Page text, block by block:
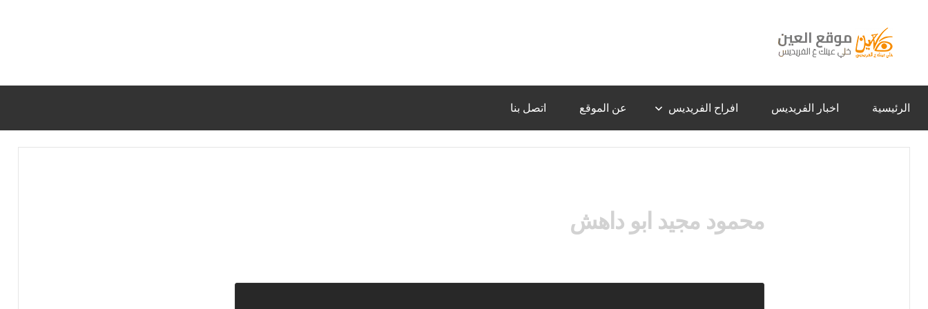
المحتوى
العين
–
عَ
الفريديس
الرئيسية اخبار الفريديس افراح الفريديس عن الموقع اتصل بنا
محمود مجيد ابو داهش